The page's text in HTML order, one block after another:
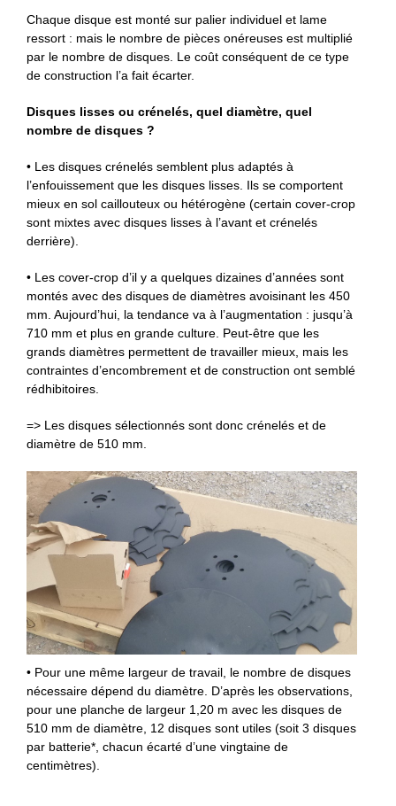
Chaque disque est monté sur palier individuel et lame
ressort : mais le nombre de pièces onéreuses est multiplié
par le nombre de disques. Le coût conséquent de ce type
de construction l’a fait écarter.
Disques lisses ou crénelés, quel diamètre, quel
nombre de disques ?
• Les disques crénelés semblent plus adaptés à
l’enfouissement que les disques lisses. Ils se comportent
mieux en sol caillouteux ou hétérogène (certain cover-crop
sont mixtes avec disques lisses à l’avant et crénelés
derrière).
• Les cover-crop d’il y a quelques dizaines d’années sont
montés avec des disques de diamètres avoisinant les 450
mm. Aujourd’hui, la tendance va à l’augmentation : jusqu’à
710 mm et plus en grande culture. Peut-être que les
grands diamètres permettent de travailler mieux, mais les
contraintes d’encombrement et de construction ont semblé
rédhibitoires.
=> Les disques sélectionnés sont donc crénelés et de
diamètre de 510 mm.
• Pour une même largeur de travail, le nombre de disques
nécessaire dépend du diamètre. D’après les observations,
pour une planche de largeur 1,20 m avec les disques de
510 mm de diamètre, 12 disques sont utiles (soit 3 disques
par batterie*, chacun écarté d’une vingtaine de
centimètres).